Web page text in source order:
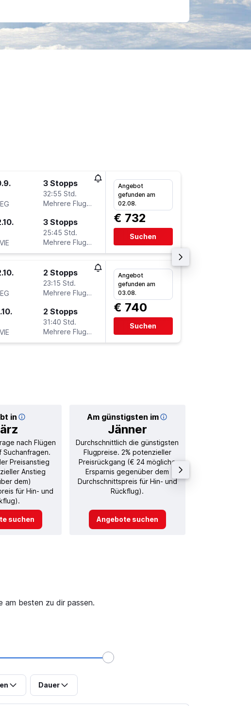
3 Stopps
32:55 Std.
Mehrere Fluglinien
VIE
3 Stopps
25:45 Std.
Mehrere Fluglinien
Angebot
gefunden am
02.08.
€ 732
Suchen
2 Stopps
23:15 Std.
Mehrere Fluglinien
VIE
2 Stopps
31:40 Std.
Mehrere Fluglinien
Angebot
gefunden am
03.08.
€ 740
Suchen
in Am günstigsten im
Jänner
nach Flügen
Suchanfragen.
Preisanstieg
Anstieg
dem)
für Hin- und
suchen
Durchschnittlich die günstigsten
Flugpreise. 2% potenzieller
Preisrückgang (€ 24 mögliche
Ersparnis gegenüber dem
Durchschnittspreis für Hin- und
Rückflug).
Angebote suchen
am besten zu dir passen.
Dauer